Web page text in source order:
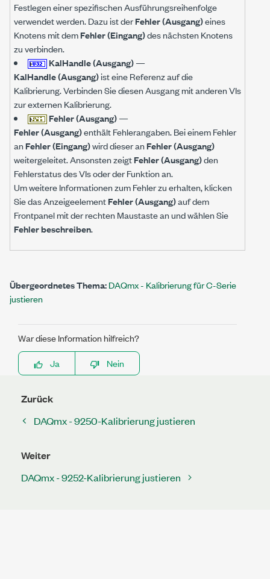
Festlegen einer spezifischen Ausführungsreihenfolge
verwendet werden. Dazu ist derFehler (Ausgang)eines
Knotens mit demFehler (Eingang)des nächsten Knotens
zu verbinden.
KalHandle (Ausgang)—
KalHandle (Ausgang)ist eine Referenz auf die
Kalibrierung. Verbinden Sie diesen Ausgang mit anderen VIs
zur externen Kalibrierung.
Fehler (Ausgang)—
Fehler (Ausgang)enthält Fehlerangaben. Bei einem Fehler
anFehler (Eingang)wird dieser anFehler (Ausgang)
weitergeleitet. Ansonsten zeigtFehler (Ausgang)den
Fehlerstatus des VIs oder der Funktion an.
Um weitere Informationen zum Fehler zu erhalten, klicken
Sie das AnzeigeelementFehler (Ausgang)auf dem
Frontpanel mit der rechten Maustaste an und wählen Sie
Fehler beschreiben.
Übergeordnetes Thema:DAQmx - Kalibrierung für C-Serie
justieren
War diese Information hilfreich?
Ja
Nein
Zurück
DAQmx - 9250-Kalibrierung justieren
Weiter
DAQmx - 9252-Kalibrierung justieren